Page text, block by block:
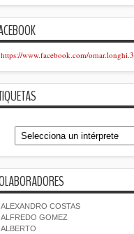
https://www.facebook.com/omar.longhi.3
ALEXANDRO COSTAS
ALFREDO GOMEZ
ALBERTO